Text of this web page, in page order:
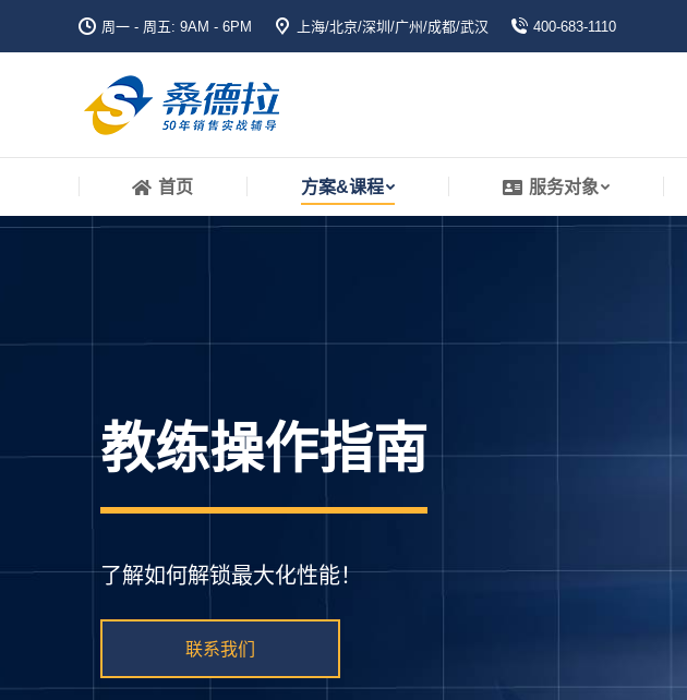
周一 - 周五: 9AM - 6PM 上海/北京/深圳/广州/成都/武汉 400-683-1110
首页 方案&课程 服务对象
首页 方案&课程 服务对象